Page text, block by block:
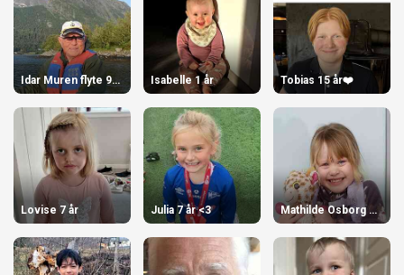
Idar Muren flyte 90 år den 29. april! Isabelle 1 år Tobias 15 år❤️
Lovise 7 år Julia 7 år <3 Mathilde Osborg Torvik